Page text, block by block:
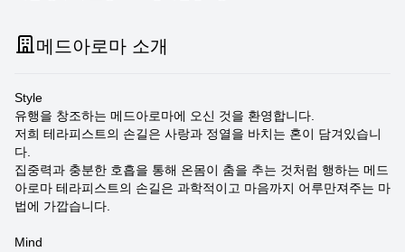
메드아로마 소개
Style
유행을 창조하는 메드아로마에 오신 것을 환영합니다.
저희 테라피스트의 손길은 사랑과 정열을 바치는 혼이 담겨있습니
다.
집중력과 충분한 호흡을 통해 온몸이 춤을 추는 것처럼 행하는 메드
아로마 테라피스트의 손길은 과학적이고 마음까지 어루만져주는 마
법에 가깝습니다.
Mind